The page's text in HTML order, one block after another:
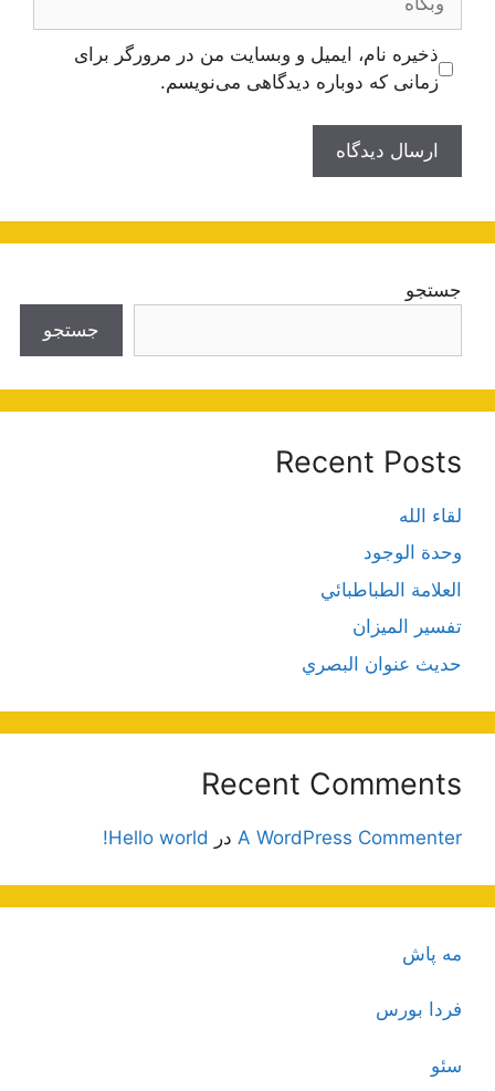
ذخیره نام، ایمیل و وبسایت من در مرورگر برای
زمانی که دوباره دیدگاهی می‌نویسم.
جستجو
جستجو
Recent Posts
لقاء الله
وحدة الوجود
العلامة الطباطبائي
تفسير الميزان
حديث عنوان البصري
Recent Comments
A WordPress Commenter در Hello world!
مه پاش
فردا بورس
سئو